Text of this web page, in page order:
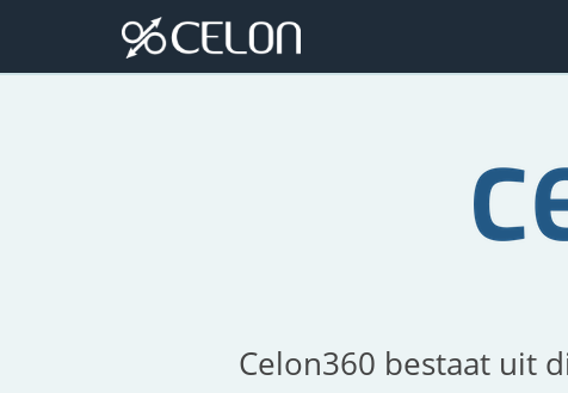
Celon360 bestaat uit